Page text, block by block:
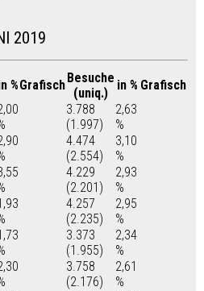
2019
%GrafischBesuche
(uniq.)
in % Grafisch
3.788
(1.997)
2,63
%
4.474
(2.554)
3,10
%
4.229
(2.201)
2,93
%
4.257
(2.235)
2,95
%
3.373
(1.955)
2,34
%
3.758
(2.176)
2,61
%